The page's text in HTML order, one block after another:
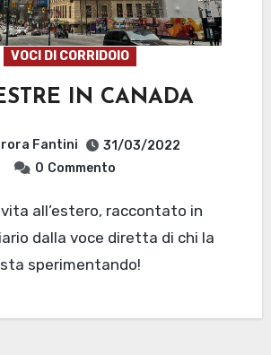
VOCI DI CORRIDOIO
IN CANADA
Fantini
31/03/2022
0 Commento
dalla voce diretta di chi la
sta sperimentando!